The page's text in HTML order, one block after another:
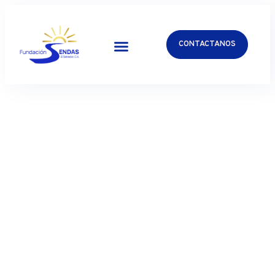
CONTACTANOS